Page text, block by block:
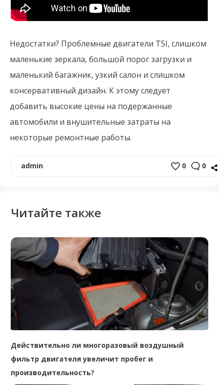
Недостатки? Проблемные двигатели TSI, слишком
маленькие зеркала, большой порог загрузки и
маленький багажник, узкий салон и слишком
консервативный дизайн. К этому следует
добавить высокие цены на подержанные
автомобили и внушительные затраты на
некоторые ремонтные работы.
admin 0 0
Читайте также
Действительно ли многоразовый воздушный
фильтр двигателя увеличит пробег и
производительность?